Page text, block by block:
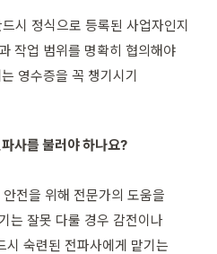
시 정식으로 등록된 사업자인지
작업 범위를 명확히 협의해야
영수증을 꼭 챙기시기
사를 불러야 하나요?
전을 위해 전문가의 도움을
는 잘못 다룰 경우 감전이나
시 숙련된 전파사에게 맡기는